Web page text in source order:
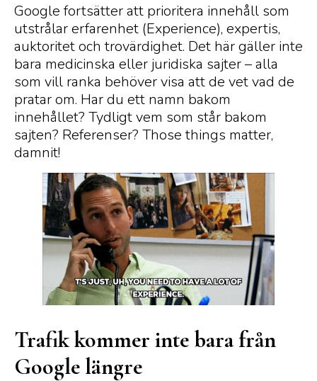
Google fortsätter att prioritera innehåll som
utstrålar erfarenhet (Experience), expertis,
auktoritet och trovärdighet. Det här gäller inte
bara medicinska eller juridiska sajter – alla
som vill ranka behöver visa att de vet vad de
pratar om. Har du ett namn bakom
innehållet? Tydligt vem som står bakom
sajten? Referenser? Those things matter,
damnit!
Trafik kommer inte bara från
Google längre